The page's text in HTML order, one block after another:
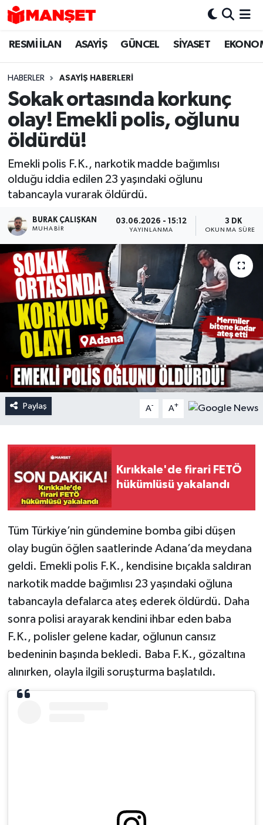
RESMİ İLAN ASAYİŞ GÜNCEL SİYASET
HABERLER ASAYİŞ HABERLERİ
Sokak ortasında korkunç
olay! Emekli polis, oğlunu
öldürdü!
Emekli polis F.K., narkotik madde bağımlısı
olduğu iddia edilen 23 yaşındaki oğlunu
tabancayla vurarak öldürdü.
BURAK ÇALIŞKAN
MUHABIR
03.06.2026 - 15:12
YAYINLANMA
3 DK
OKUNMA SÜRESI
Paylaş A- A+
Kırıkkale'de firari FETÖ
hükümlüsü yakalandı
Tüm Türkiye’nin gündemine bomba gibi düşen
olay bugün öğlen saatlerinde Adana’da meydana
geldi. Emekli polis F.K., kendisine bıçakla saldıran
narkotik madde bağımlısı 23 yaşındaki oğluna
tabancayla defalarca ateş ederek öldürdü. Daha
sonra polisi arayarak kendini ihbar eden baba
F.K., polisler gelene kadar, oğlunun cansız
bedeninin başında bekledi. Baba F.K., gözaltına
alınırken, olayla ilgili soruşturma başlatıldı.
Hava Durumu
Trafik Durumu
Süper Lig Puan Durumu ve Fikstür
Tüm Manşetler
Son Dakika Haberleri
Haber Arşivi